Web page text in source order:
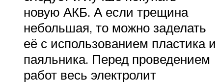
новую АКБ. А если трещина
небольшая, то можно заделать
её с использованием пластика и
паяльника. Перед проведением
работ весь электролит